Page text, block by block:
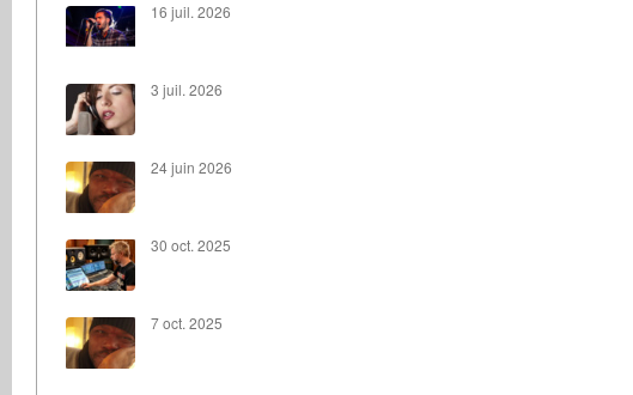
16 juil. 2026
3 juil. 2026
24 juin 2026
30 oct. 2025
7 oct. 2025